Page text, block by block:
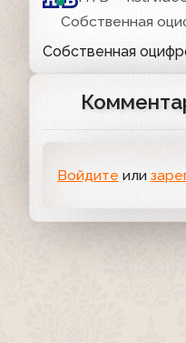
Собственная
Собственная
Войдите или